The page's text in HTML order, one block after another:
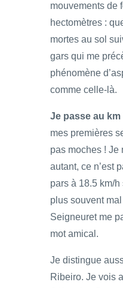
mouvements de
hectomètres :
mortes au sol
gars qui me
phénomène
comme celle-là.
Je passe au km
mes premières
pas moches ! Je
autant, ce n’est
pars à 18.5 km/h
plus souvent
Seigneuret me
mot amical.
Je distingue
Ribeiro. Je vois